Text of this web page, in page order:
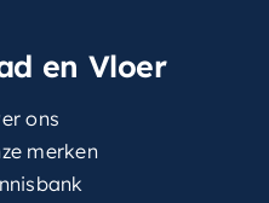
en Vloer
ons
merken